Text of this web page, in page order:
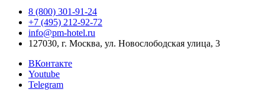
8 (800) 301‑91‑24
+7 (495) 212‑92‑72
info@pm-hotel.ru
127030, г. Москва, ул. Новослободская улица, 3
ВКонтакте
Youtube
Telegram